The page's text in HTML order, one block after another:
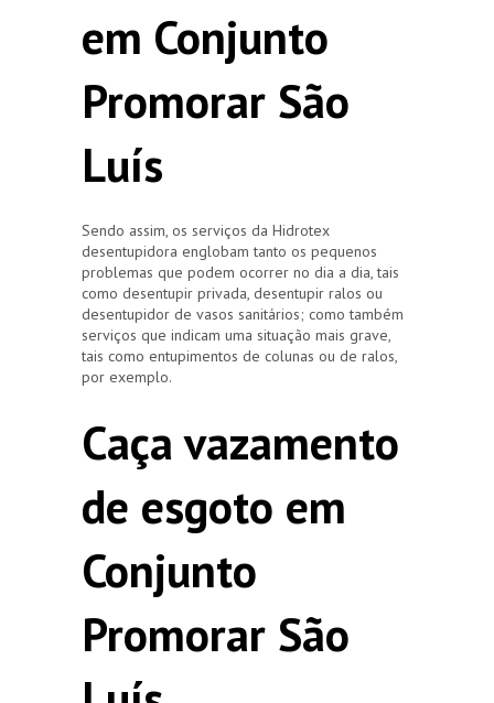
em Conjunto
Promorar São
Luís
Sendo assim, os serviços da Hidrotex
desentupidora englobam tanto os pequenos
problemas que podem ocorrer no dia a dia, tais
como desentupir privada, desentupir ralos ou
desentupidor de vasos sanitários; como também
serviços que indicam uma situação mais grave,
tais como entupimentos de colunas ou de ralos,
por exemplo.
Caça vazamento
de esgoto em
Conjunto
Promorar São